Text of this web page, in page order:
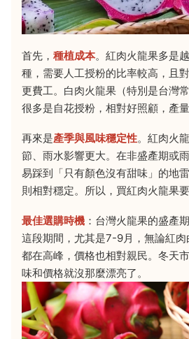
首先， 種植成本。紅肉火龍果多是
種，需要人工授粉的比率較高，且
更費工。白肉火龍果（特別是台灣
很多是自花授粉，相對好照顧，產量
再來是產季與風味穩定性。紅肉火
節、雨水影響更大。在非盛產期或
易踩到「只有顏色沒有甜味」的地
則相對穩定。所以，買紅肉火龍果要
最佳選購時機 ：台灣火龍果的盛產
這段期間，尤其是7-9月，無論紅
都在高峰，價格也相對親民。冬天
味和價格就沒那麼漂亮了。